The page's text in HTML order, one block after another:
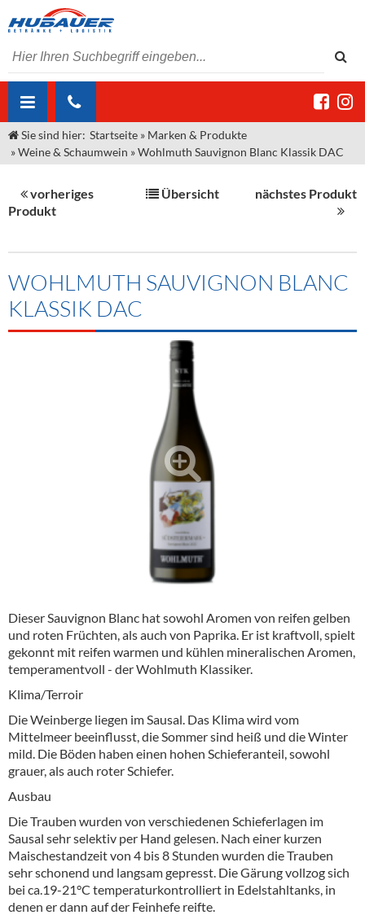
ÜBER UNS
Unser Liefergebiet
Kontakt
Angebote Gastronomie & Großhandel
Neuigkeiten
Termine
MARKEN & PRODUKTE
Sirup
Spirituosen
Hygieneartikel & Desinfektion
Kommisionskauf & Lieferbedingungen
Fremddienstleistungen
Sie sind hier: Startseite » Marken & Produkte
»Weine & Schaumwein »Wohlmuth Sauvignon Blanc Klassik DAC
vorheriges
Produkt
Übersicht nächstes Produkt
WOHLMUTH SAUVIGNON BLANC
KLASSIK DAC
Dieser Sauvignon Blanc hat sowohl Aromen von reifen gelben
und roten Früchten, als auch von Paprika. Er ist kraftvoll, spielt
gekonnt mit reifen warmen und kühlen mineralischen Aromen,
temperamentvoll - der Wohlmuth Klassiker.
Klima/Terroir
Die Weinberge liegen im Sausal. Das Klima wird vom
Mittelmeer beeinflusst, die Sommer sind heiß und die Winter
mild. Die Böden haben einen hohen Schieferanteil, sowohl
grauer, als auch roter Schiefer.
Ausbau
Die Trauben wurden von verschiedenen Schieferlagen im
Sausal sehr selektiv per Hand gelesen. Nach einer kurzen
Maischestandzeit von 4 bis 8 Stunden wurden die Trauben
sehr schonend und langsam gepresst. Die Gärung vollzog sich
bei ca.19-21°C temperaturkontrolliert in Edelstahltanks, in
denen er dann auf der Feinhefe reifte.